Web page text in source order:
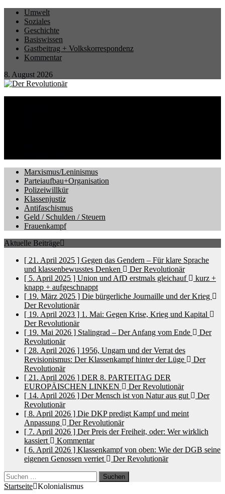
Umwelt
Soziales
Geschichte
Basiswissen
Gastbeitrag + Volkskorrespondenz
Kommentar
8. August 2026
Marxismus/Leninismus
Parteiaufbau+Organisation
Polizeiwillkür
Klassenjustiz
Antifaschismus
Geld / Schulden / Steuern
Frauenkampf
Aktuelle Beiträge
[ 21. April 2025 ] Gegen das Gendern – Für klare Sprache
und klassenbewusstes Denken
Der Revolutionär
[ 5. April 2025 ] Union und AfD erstmals gleichauf
kurz +
knapp + aufgeschnappt
[ 19. März 2025 ] Die bürgerliche Journaille und der Krieg
Der Revolutionär
[ 19. April 2023 ] 1. Mai: Gegen Krise, Krieg und Kapital
Der Revolutionär
[ 19. Mai 2026 ] Stalingrad – Der Anfang vom Ende
Der
Revolutionär
[ 28. April 2026 ] 1956, Ungarn und der Verrat des
Revisionismus: Der Klassenkampf hinter der Lüge
Der
Revolutionär
[ 21. April 2026 ] DER 8. PARTEITAG DER
EUROPÄISCHEN LINKEN
Der Revolutionär
[ 14. April 2026 ] Der Mensch ist von Natur aus gut
Der
Revolutionär
[ 8. April 2026 ] Die DKP predigt Kampf und meint
Anpassung
Der Revolutionär
[ 7. April 2026 ] Der Preis der Freiheit, oder: Wer wirklich
kassiert
Kommentar
[ 6. April 2026 ] Klassenkampf von oben: Wie der DGB seine
eigenen Genossen verriet
Der Revolutionär
Suchen
nach:
Startseite Kolonialismus